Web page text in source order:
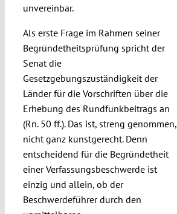
unvereinbar.
Als erste Frage im Rahmen seiner
Begründetheitsprüfung spricht der
Senat die
Gesetzgebungszuständigkeit der
Länder für die Vorschriften über die
Erhebung des Rundfunkbeitrags an
(Rn. 50 ff.). Das ist, streng genommen,
nicht ganz kunstgerecht. Denn
entscheidend für die Begründetheit
einer Verfassungsbeschwerde ist
einzig und allein, ob der
Beschwerdeführer durch den